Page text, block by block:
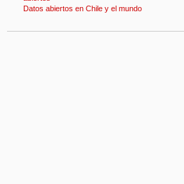
Modelo de reportes comunales
modelo de clases y propiedades que
Datos abiertos en Chile y el mundo